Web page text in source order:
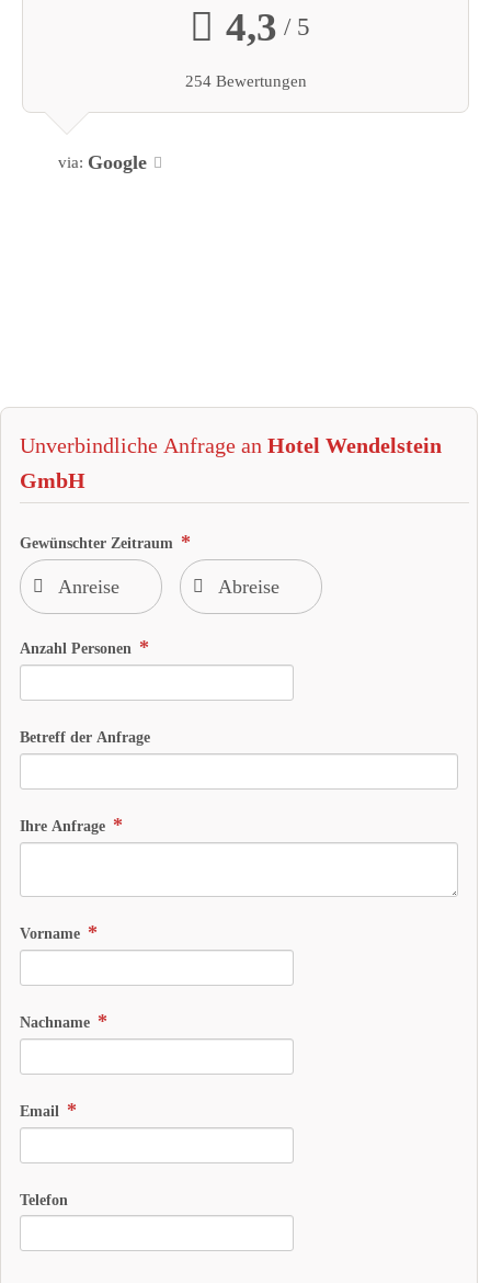
4,3 / 5
254 Bewertungen
via: Google
Unverbindliche Anfrage an Hotel Wendelstein
GmbH
Gewünschter Zeitraum
Anzahl Personen
Betreff der Anfrage
Ihre Anfrage
Vorname
Nachname
Email
Telefon